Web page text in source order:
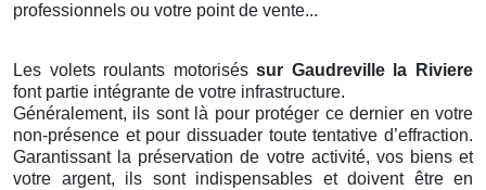
professionnels ou votre point de vente...
Les volets roulants motoriséssur Gaudreville la Riviere
font partie intégrante de votre infrastructure.
Généralement, ils sont là pour protéger ce dernier en votre
non-présence et pour dissuader toute tentative d’effraction.
Garantissant la préservation de votre activité, vos biens et
votre argent, ils sont indispensables et doivent être en